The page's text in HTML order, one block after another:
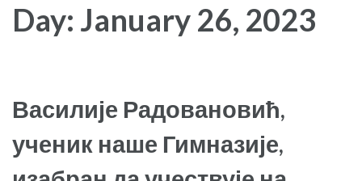
Day: January 26, 2023
Василије Радовановић,
ученик наше Гимназије,